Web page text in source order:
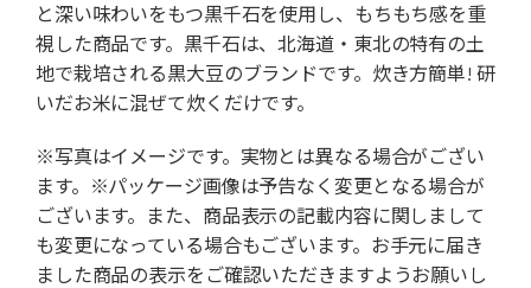
と深い味わいをもつ黒千石を使用し、もちもち感を重
視した商品です。黒千石は、北海道・東北の特有の土
地で栽培される黒大豆のブランドです。炊き方簡単! 研
いだお米に混ぜて炊くだけです。
※写真はイメージです。実物とは異なる場合がござい
ます。※パッケージ画像は予告なく変更となる場合が
ございます。また、商品表示の記載内容に関しまして
も変更になっている場合もございます。お手元に届き
ました商品の表示をご確認いただきますようお願いし